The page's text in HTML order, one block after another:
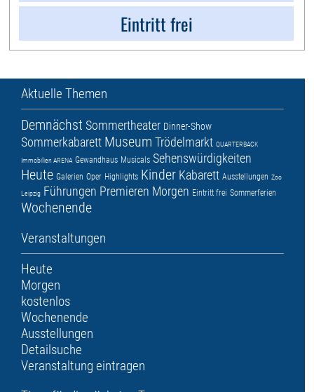
Eintritt frei
Aktuelle Themen
Demnächst Sommertheater Dinner-Show
Sommerkabarett Museum Trödelmarkt QUARTERBACK
Immobilien ARENA Gewandhaus Musicals Sehenswürdigkeiten
Heute Galerien Oper Highlights Kinder Kabarett Ausstellungen Zoo
Leipzig Führungen Premieren Morgen Eintritt frei Sommerferien
Wochenende
Veranstaltungen
Heute
Morgen
kostenlos
Wochenende
Ausstellungen
Detailsuche
Veranstaltung eintragen